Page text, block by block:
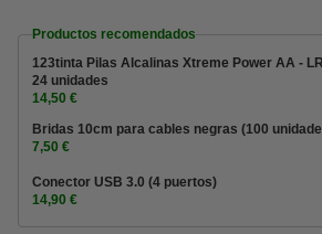
Productos recomendados
123tinta Pilas Alcalinas Xtreme Power AA -
24 unidades
14,50 €
Bridas 10cm para cables negras (100
7,50 €
Conector USB 3.0 (4 puertos)
14,90 €